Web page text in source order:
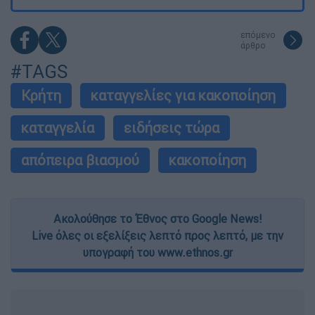
επόμενο
άρθρο
#TAGS
Κρήτη
καταγγελίες για κακοποίηση
καταγγελία
ειδήσεις τώρα
απόπειρα βιασμού
κακοποίηση
Ακολούθησε το Έθνος στο Google News!
Live όλες οι εξελίξεις λεπτό προς λεπτό, με την
υπογραφή του www.ethnos.gr